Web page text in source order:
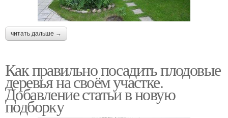
читать дальше →
Как правильно посадить плодовые
деревья на своём участке.
Добавление статьи в новую
подборку